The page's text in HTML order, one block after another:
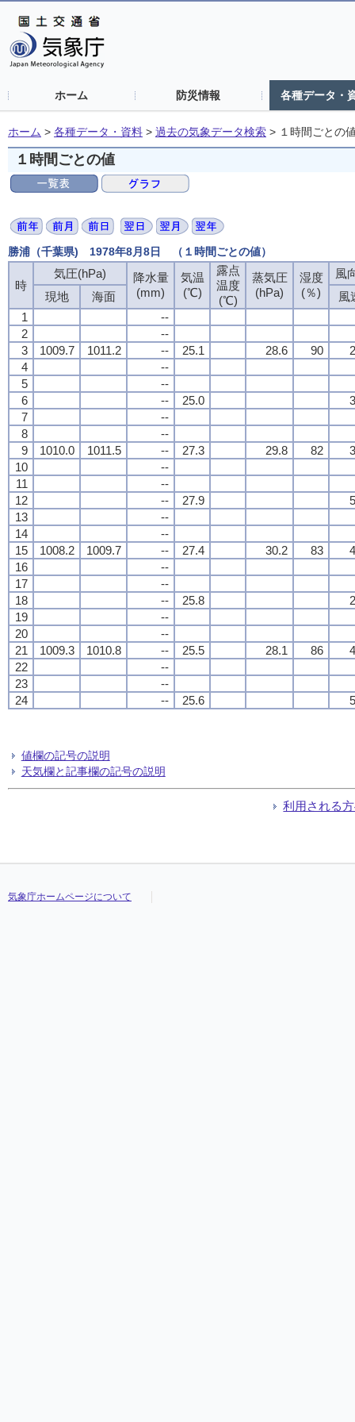
ホーム 防災情報 各種データ・
ホーム > 各種データ・資料 > 過去の気象データ検索 > １時間ごとの
１時間ごとの値
勝浦（千葉県) 1978年8月8日 （１時間ごとの値）
時
気圧(hPa)
降水量
(mm)
気温
(℃)
露点
温度
(℃)
蒸気圧
(hPa)
湿度
(％)
風
現地
海面
風
1
--
2
--
3
1009.7 1011.2 -- 25.1 28.6 90
4
--
5
--
6
-- 25.0
7
--
8
--
9
1010.0 1011.5 -- 27.3 29.8 82
10
--
11
--
12
-- 27.9
13
--
14
--
15
1008.2 1009.7 -- 27.4 30.2 83
16
--
17
--
18
-- 25.8
19
--
20
--
21
1009.3 1010.8 -- 25.5 28.1 86
22
--
23
--
24
-- 25.6
値欄の記号の説明
天気欄と記事欄の記号の説明
利用される
気象庁ホームページについて